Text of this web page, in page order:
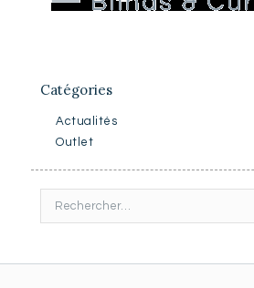
Catégories
Actualités
Outlet